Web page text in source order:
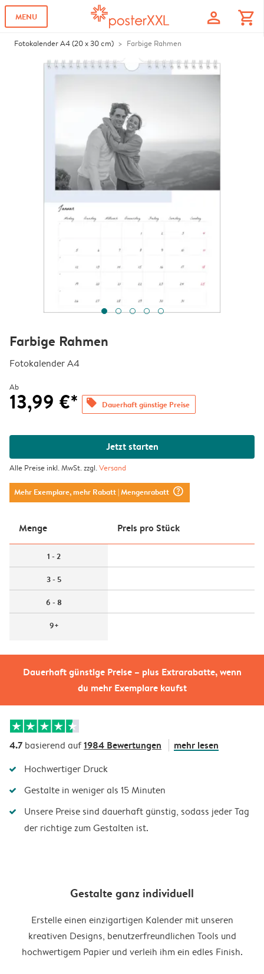
MENU profile shopping_cart
Fotokalender A4 (20 x 30 cm) Farbige Rahmen
Dauerhaft günstige Preise – plus Extrarabatte, wenn
du mehr Exemplare kaufst
Farbige Rahmen
Fotokalender A4
Ab
13,99 €* offers Dauerhaft günstige Preise
Jetzt starten
Alle Preise inkl. MwSt. zzgl.Versand
Mehr Exemplare, mehr Rabatt| Mengenrabatt question_mark_circle
Menge Preis pro Stück
1 - 2
3 - 5
6 - 8
9+
4.7 basierend auf1984 Bewertungen mehr lesen
Hochwertiger Druck
Gestalte in weniger als 15 Minuten
Unsere Preise sind dauerhaft günstig, sodass jeder Tag
der richtige zum Gestalten ist.
Gestalte ganz individuell
Erstelle einen einzigartigen Kalender mit unseren
kreativen Designs, benutzerfreundlichen Tools und
hochwertigem Papier und verleih ihm ein edles Finish.